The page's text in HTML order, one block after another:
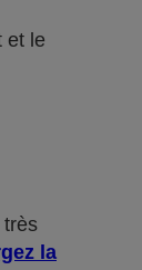
et le
très
la